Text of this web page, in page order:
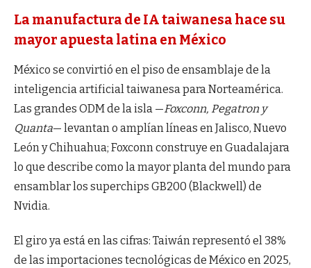
La manufactura de IA taiwanesa hace su
mayor apuesta latina en México
México se convirtió en el piso de ensamblaje de la
inteligencia artificial taiwanesa para Norteamérica.
Las grandes ODM de la isla —Foxconn, Pegatron y
Quanta— levantan o amplían líneas en Jalisco, Nuevo
León y Chihuahua; Foxconn construye en Guadalajara
lo que describe como la mayor planta del mundo para
ensamblar los superchips GB200 (Blackwell) de
Nvidia.
El giro ya está en las cifras: Taiwán representó el 38%
de las importaciones tecnológicas de México en 2025,